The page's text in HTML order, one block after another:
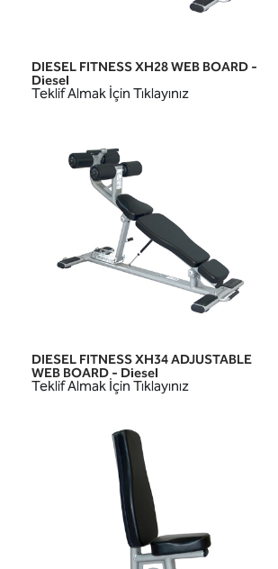
HIZLI GÖRÜNÜM
DIESEL FITNESS XH28 WEB BOARD -
Diesel
Teklif Almak İçin Tıklayınız
HIZLI GÖRÜNÜM
DIESEL FITNESS XH34 ADJUSTABLE
WEB BOARD - Diesel
Teklif Almak İçin Tıklayınız